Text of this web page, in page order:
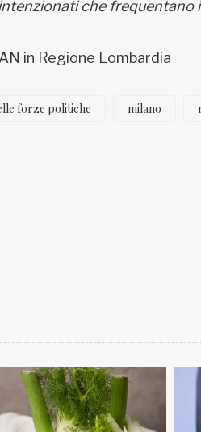
che frequentano
in Regione Lombardia
forze politiche milano